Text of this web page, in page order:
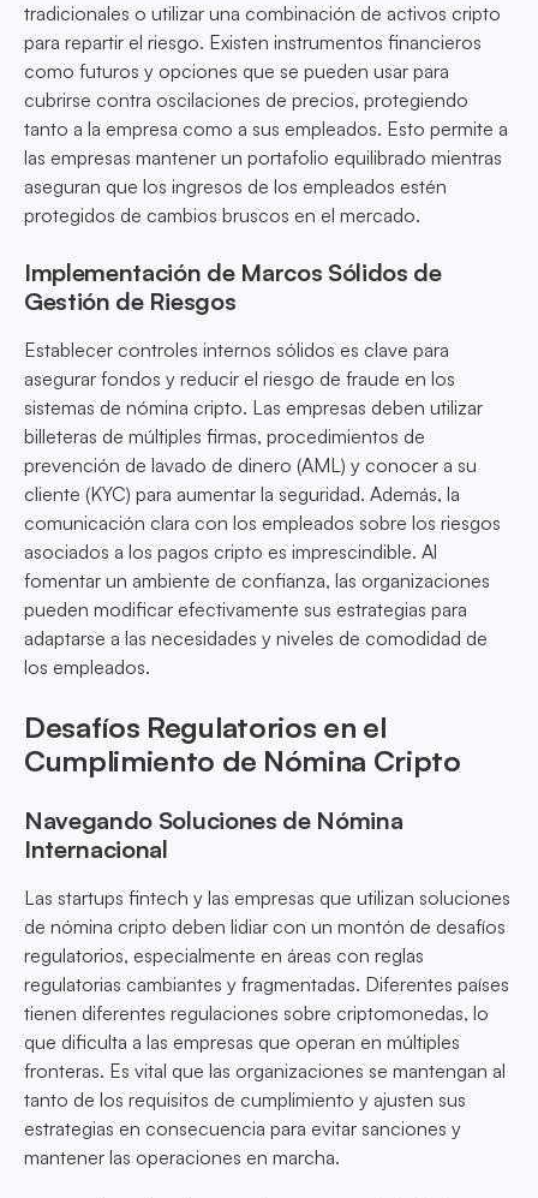
tradicionales o utilizar una combinación de activos cripto
para repartir el riesgo. Existen instrumentos financieros
como futuros y opciones que se pueden usar para
cubrirse contra oscilaciones de precios, protegiendo
tanto a la empresa como a sus empleados. Esto permite a
las empresas mantener un portafolio equilibrado mientras
aseguran que los ingresos de los empleados estén
protegidos de cambios bruscos en el mercado.
Implementación de Marcos Sólidos de
Gestión de Riesgos
Establecer controles internos sólidos es clave para
asegurar fondos y reducir el riesgo de fraude en los
sistemas de nómina cripto. Las empresas deben utilizar
billeteras de múltiples firmas, procedimientos de
prevención de lavado de dinero (AML) y conocer a su
cliente (KYC) para aumentar la seguridad. Además, la
comunicación clara con los empleados sobre los riesgos
asociados a los pagos cripto es imprescindible. Al
fomentar un ambiente de confianza, las organizaciones
pueden modificar efectivamente sus estrategias para
adaptarse a las necesidades y niveles de comodidad de
los empleados.
Desafíos Regulatorios en el
Cumplimiento de Nómina Cripto
Navegando Soluciones de Nómina
Internacional
Las startups fintech y las empresas que utilizan soluciones
de nómina cripto deben lidiar con un montón de desafíos
regulatorios, especialmente en áreas con reglas
regulatorias cambiantes y fragmentadas. Diferentes países
tienen diferentes regulaciones sobre criptomonedas, lo
que dificulta a las empresas que operan en múltiples
fronteras. Es vital que las organizaciones se mantengan al
tanto de los requisitos de cumplimiento y ajusten sus
estrategias en consecuencia para evitar sanciones y
mantener las operaciones en marcha.